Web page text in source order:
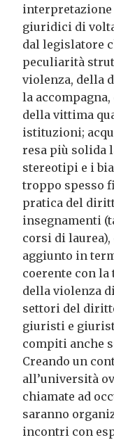
giuridici di
dal legislatore
peculiarità
violenza, della
la
della vittima
istituzioni;
resa più solida
stereotipi e i
troppo spesso
pratica del
insegnamenti
corsi di
aggiunto in
coerente con
della violenza
settori del
giuristi e
compiti anche
Creando un
all’università
chiamate ad
saranno
incontri con